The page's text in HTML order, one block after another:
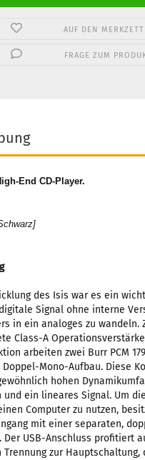
AUF DEN
FRAGE ZUM
End CD-Player.
des Isis war es ein
Signal ohne interne
in ein analoges zu wandeln.
Class-A
arbeiten zwei Burr PCM
Doppel-Mono-Aufbau. Diese
hohen
und ein lineares Signal. Um
Computer zu nutzen,
mit einer separaten,
USB-Anschluss profitiert
Trennung zur